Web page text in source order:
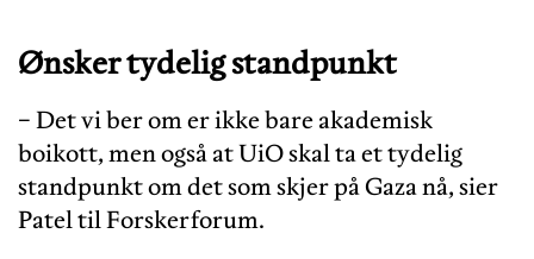
Ønsker tydelig standpunkt
− Det vi ber om er ikke bare akademisk
boikott, men også at UiO skal ta et tydelig
standpunkt om det som skjer på Gaza nå, sier
Patel til Forskerforum.